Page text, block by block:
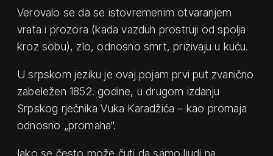
Verovalo se da se istovremenim otvaranjem
vrata i prozora (kada vazduh prostruji od spolja
kroz sobu), zlo, odnosno smrt, prizivaju u kuću.
U srpskom jeziku je ovaj pojam prvi put zvanično
zabeležen 1852. godine, u drugom izdanju
Srpskog rječnika Vuka Karadžića – kao promaja
odnosno „promaha“.